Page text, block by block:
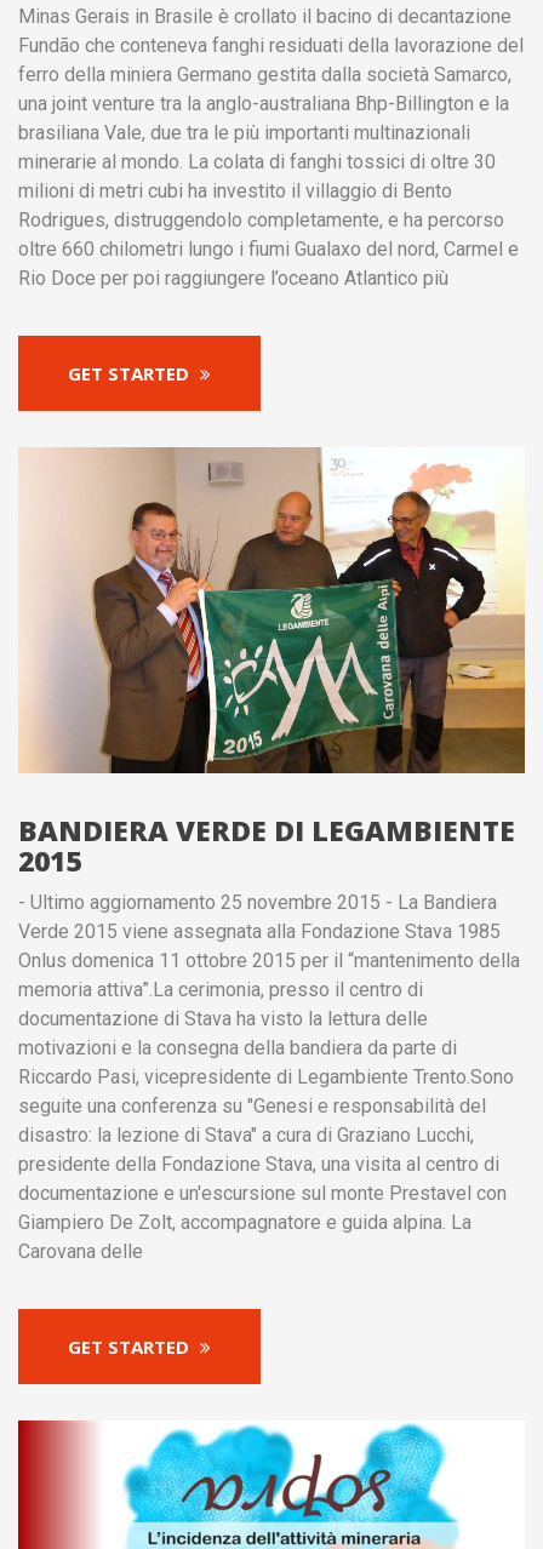
Minas Gerais in Brasile è crollato il bacino di decantazione
Fundão che conteneva fanghi residuati della lavorazione del
ferro della miniera Germano gestita dalla società Samarco,
una joint venture tra la anglo-australiana Bhp-Billington e la
brasiliana Vale, due tra le più importanti multinazionali
minerarie al mondo. La colata di fanghi tossici di oltre 30
milioni di metri cubi ha investito il villaggio di Bento
Rodrigues, distruggendolo completamente, e ha percorso
oltre 660 chilometri lungo i fiumi Gualaxo del nord, Carmel e
Rio Doce per poi raggiungere l’oceano Atlantico più
GET STARTED
BANDIERA VERDE DI LEGAMBIENTE
2015
- Ultimo aggiornamento 25 novembre 2015 - La Bandiera
Verde 2015 viene assegnata alla Fondazione Stava 1985
Onlus domenica 11 ottobre 2015 per il “mantenimento della
memoria attiva”.La cerimonia, presso il centro di
documentazione di Stava ha visto la lettura delle
motivazioni e la consegna della bandiera da parte di
Riccardo Pasi, vicepresidente di Legambiente Trento.Sono
seguite una conferenza su "Genesi e responsabilità del
disastro: la lezione di Stava" a cura di Graziano Lucchi,
presidente della Fondazione Stava, una visita al centro di
documentazione e un'escursione sul monte Prestavel con
Giampiero De Zolt, accompagnatore e guida alpina. La
Carovana delle
GET STARTED